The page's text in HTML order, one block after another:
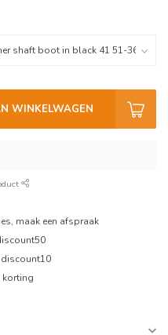
WINKELWAGEN
maak een afspraak
korting